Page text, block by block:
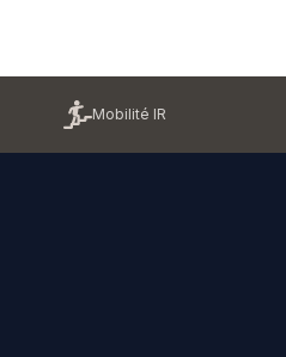
Mobilité IR